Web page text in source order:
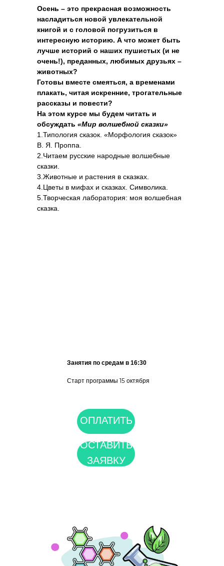
Осень – это прекрасная возможность
насладиться новой увлекательной
книгой и с головой погрузиться в
интересную историю. А что может быть
лучше историй о наших пушистых (и не
очень!), преданных, любимых друзьях –
животных?
Готовы вместе смеяться, а временами
плакать, читая искренние, трогательные
рассказы и повести?
На этом курсе мы будем читать и
обсуждать «Мир волшебной сказки»
1.Типология сказок. «Морфология сказок»
В. Я. Проппа.
2.Читаем русские народные волшебные
сказки.
3.Животные и растения в сказках.
4.Цветы в мифах и сказках. Символика.
5.Творческая лаборатория: моя волшебная
сказка.
ОПЛАТИТЬ
ОСТАВИТЬ
ЗАЯВКУ
Занятия по средам в 16:30
Старт программы 15 октября